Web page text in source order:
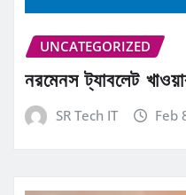
UNCATEGORIZED
নরমেনস ট্যাবলেট
SR Tech IT Feb